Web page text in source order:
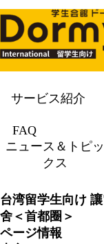
サービス紹介
FAQ
ニュース＆トピッ
クス
ニュー
台湾留学生向け
舍＜首都圈＞
ページ情報